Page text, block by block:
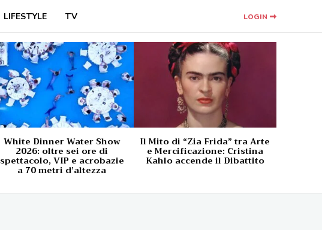
LIFESTYLE TV LOGIN
White Dinner Water Show
2026: oltre sei ore di
spettacolo, VIP e acrobazie
a 70 metri d’altezza
Il Mito di “Zia Frida” tra Arte
e Mercificazione: Cristina
Kahlo accende il Dibattito